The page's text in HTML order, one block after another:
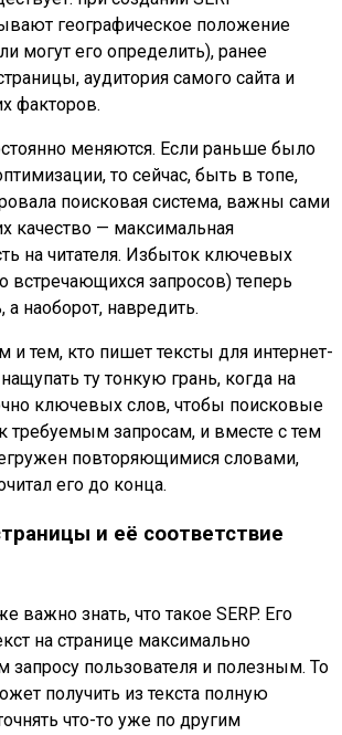
географическое положение
могут его определить), ранее
аудитория самого сайта и
факторов.
меняются. Если раньше было
то сейчас, быть в топе,
поисковая система, важны сами
качество — максимальная
на читателя. Избыток ключевых
встречающихся запросов) теперь
наоборот, навредить.
и тем, кто пишет тексты для интернет-
ту тонкую грань, когда на
ключевых слов, чтобы поисковые
требуемым запросам, и вместе с тем
повторяющимися словами,
его до конца.
и её соответствие
важно знать, что такое SERP. Его
на странице максимально
запросу пользователя и полезным. То
получить из текста полную
что-то уже по другим